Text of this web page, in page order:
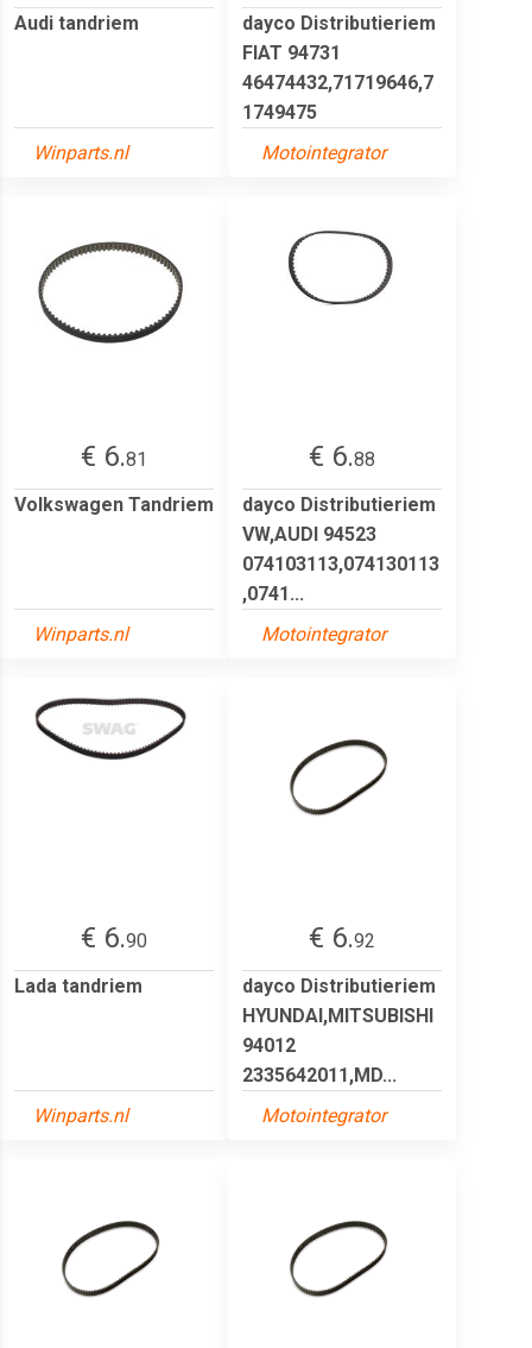
Audi tandriem
Winparts.nl
dayco Distributieriem
FIAT 94731
46474432,71719646,7
1749475
Motointegrator
€ 6.81
Volkswagen Tandriem
Winparts.nl
€ 6.88
dayco Distributieriem
VW,AUDI 94523
074103113,074130113
,0741...
Motointegrator
€ 6.90
Lada tandriem
Winparts.nl
€ 6.92
dayco Distributieriem
HYUNDAI,MITSUBISHI
94012
2335642011,MD...
Motointegrator